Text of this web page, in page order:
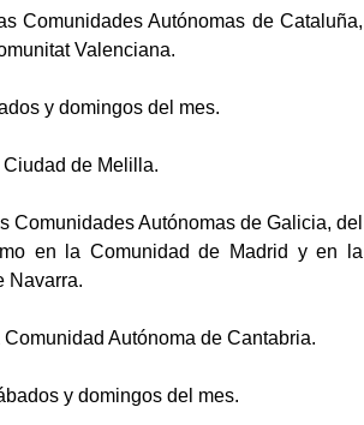
Comunidades Autónomas de Cataluña,
Valenciana.
y domingos del mes.
de Melilla.
Comunidades Autónomas de Galicia, del
en la Comunidad de Madrid y en la
Navarra.
Autónoma de Cantabria.
y domingos del mes.